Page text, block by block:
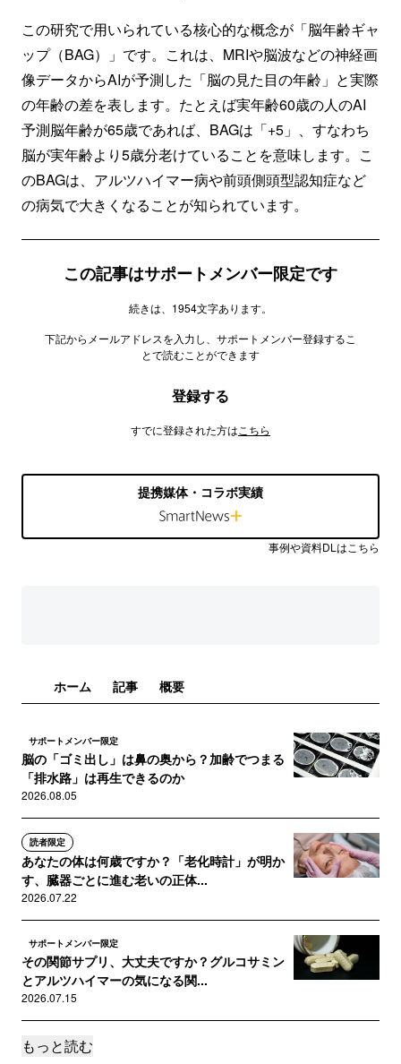
この研究で用いられている核心的な概念が「脳年齢ギャ
ップ（BAG）」です。これは、MRIや脳波などの神経画
像データからAIが予測した「脳の見た目の年齢」と実際
の年齢の差を表します。たとえば実年齢60歳の人のAI
予測脳年齢が65歳であれば、BAGは「+5」、すなわち
脳が実年齢より5歳分老けていることを意味します。こ
のBAGは、アルツハイマー病や前頭側頭型認知症など
の病気で大きくなることが知られています。
この記事はサポートメンバー限定です
続きは、1954文字あります。
下記からメールアドレスを入力し、サポートメンバー登録するこ
とで読むことができます
登録する
すでに登録された方は こちら
提携媒体・コラボ実績
事例や資料DLはこちら
ホーム 記事 概要
サポートメンバー限定
脳の「ゴミ出し」は鼻の奥から？加齢でつまる
「排水路」は再生できるのか
2026.08.05
読者限定
あなたの体は何歳ですか？「老化時計」が明か
す、臓器ごとに進む老いの正体...
2026.07.22
サポートメンバー限定
その関節サプリ、大丈夫ですか？グルコサミン
とアルツハイマーの気になる関...
2026.07.15
読者限定
もっと読む